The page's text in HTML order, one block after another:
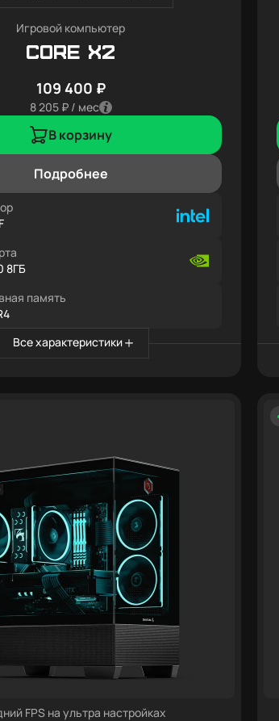
Игровой компьютер
Core X2
109 400 ₽
8 205 ₽ / мес
В корзину
Подробнее
8ГБ
память
Все характеристики
FPS на ультра настройках